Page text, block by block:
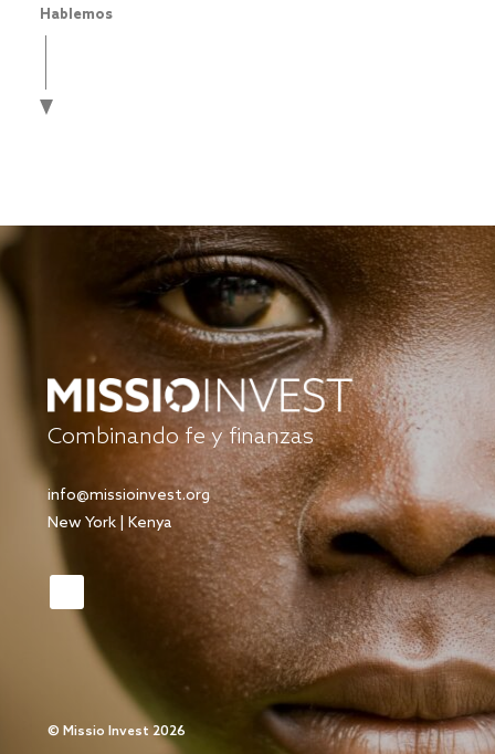
Hablemos
Combinando fe y finanzas
info@missioinvest.org
New York | Kenya
© Missio Invest 2026